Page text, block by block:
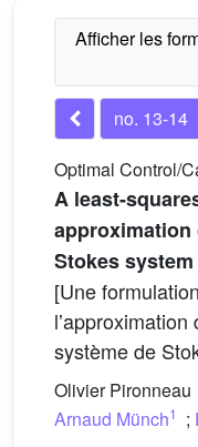
no. 13-14
Optimal Control/
A least-
Stokes system
[Une
système de
Olivier Pironneau
Arnaud Münch1 ;